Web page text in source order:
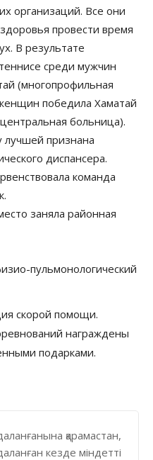
организаций. Все они
провести время
В результате
среди мужчин
(многопрофильная
победила Хаматай
больница).
лучшей признана
диспансера.
команда
заняла районная
пульмонологический
скорой помощи.
награждены
подарками.
қарамастан,
кезде міндетті